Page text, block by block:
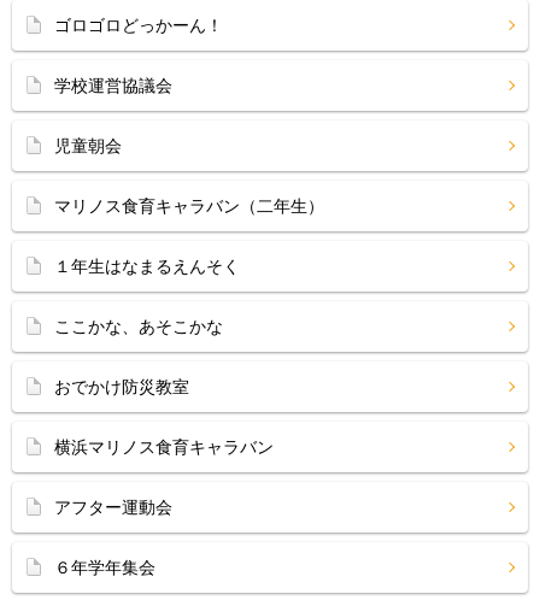
ゴロゴロどっかーん！
学校運営協議会
児童朝会
マリノス食育キャラバン（二年生）
１年生はなまるえんそく
ここかな、あそこかな
おでかけ防災教室
横浜マリノス食育キャラバン
アフター運動会
６年学年集会